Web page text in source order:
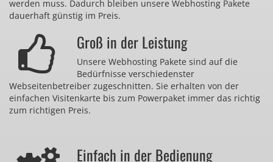
werden muss. Dadurch bleiben unsere Webhosting Pakete
dauerhaft günstig im Preis.
Groß in der Leistung
Unsere Webhosting Pakete sind auf die
Bedürfnisse verschiedenster
Webseitenbetreiber zugeschnitten. Sie erhalten von der
einfachen Visitenkarte bis zum Powerpaket immer das richtig
zum richtigen Preis.
Einfach in der Bedienung